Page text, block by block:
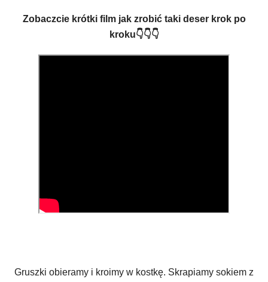
Zobaczcie krótki film jak zrobić taki deser krok po
kroku👇👇👇
Gruszki obieramy i kroimy w kostkę. Skrapiamy sokiem z